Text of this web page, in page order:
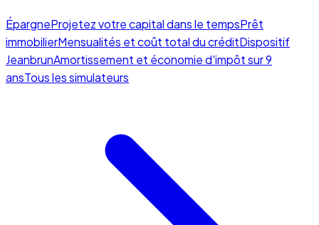
ÉpargneProjetez votre capital dans le tempsPrêt
immobilierMensualités et coût total du créditDispositif
JeanbrunAmortissement et économie d'impôt sur 9
ansTous les simulateurs